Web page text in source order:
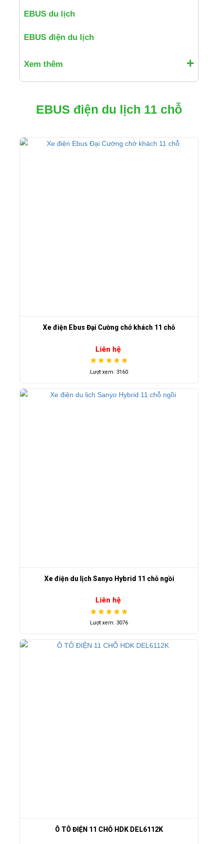
EBUS du lịch
EBUS điện du lịch
Xem thêm
EBUS điện du lịch 11 chỗ
Xe điện Ebus Đại Cường chở khách 11 chỗ
Liên hệ
Lượt xem: 3160
Xe điện du lịch Sanyo Hybrid 11 chỗ ngồi
Liên hệ
Lượt xem: 3076
Ô TÔ ĐIỆN 11 CHỖ HDK DEL6112K